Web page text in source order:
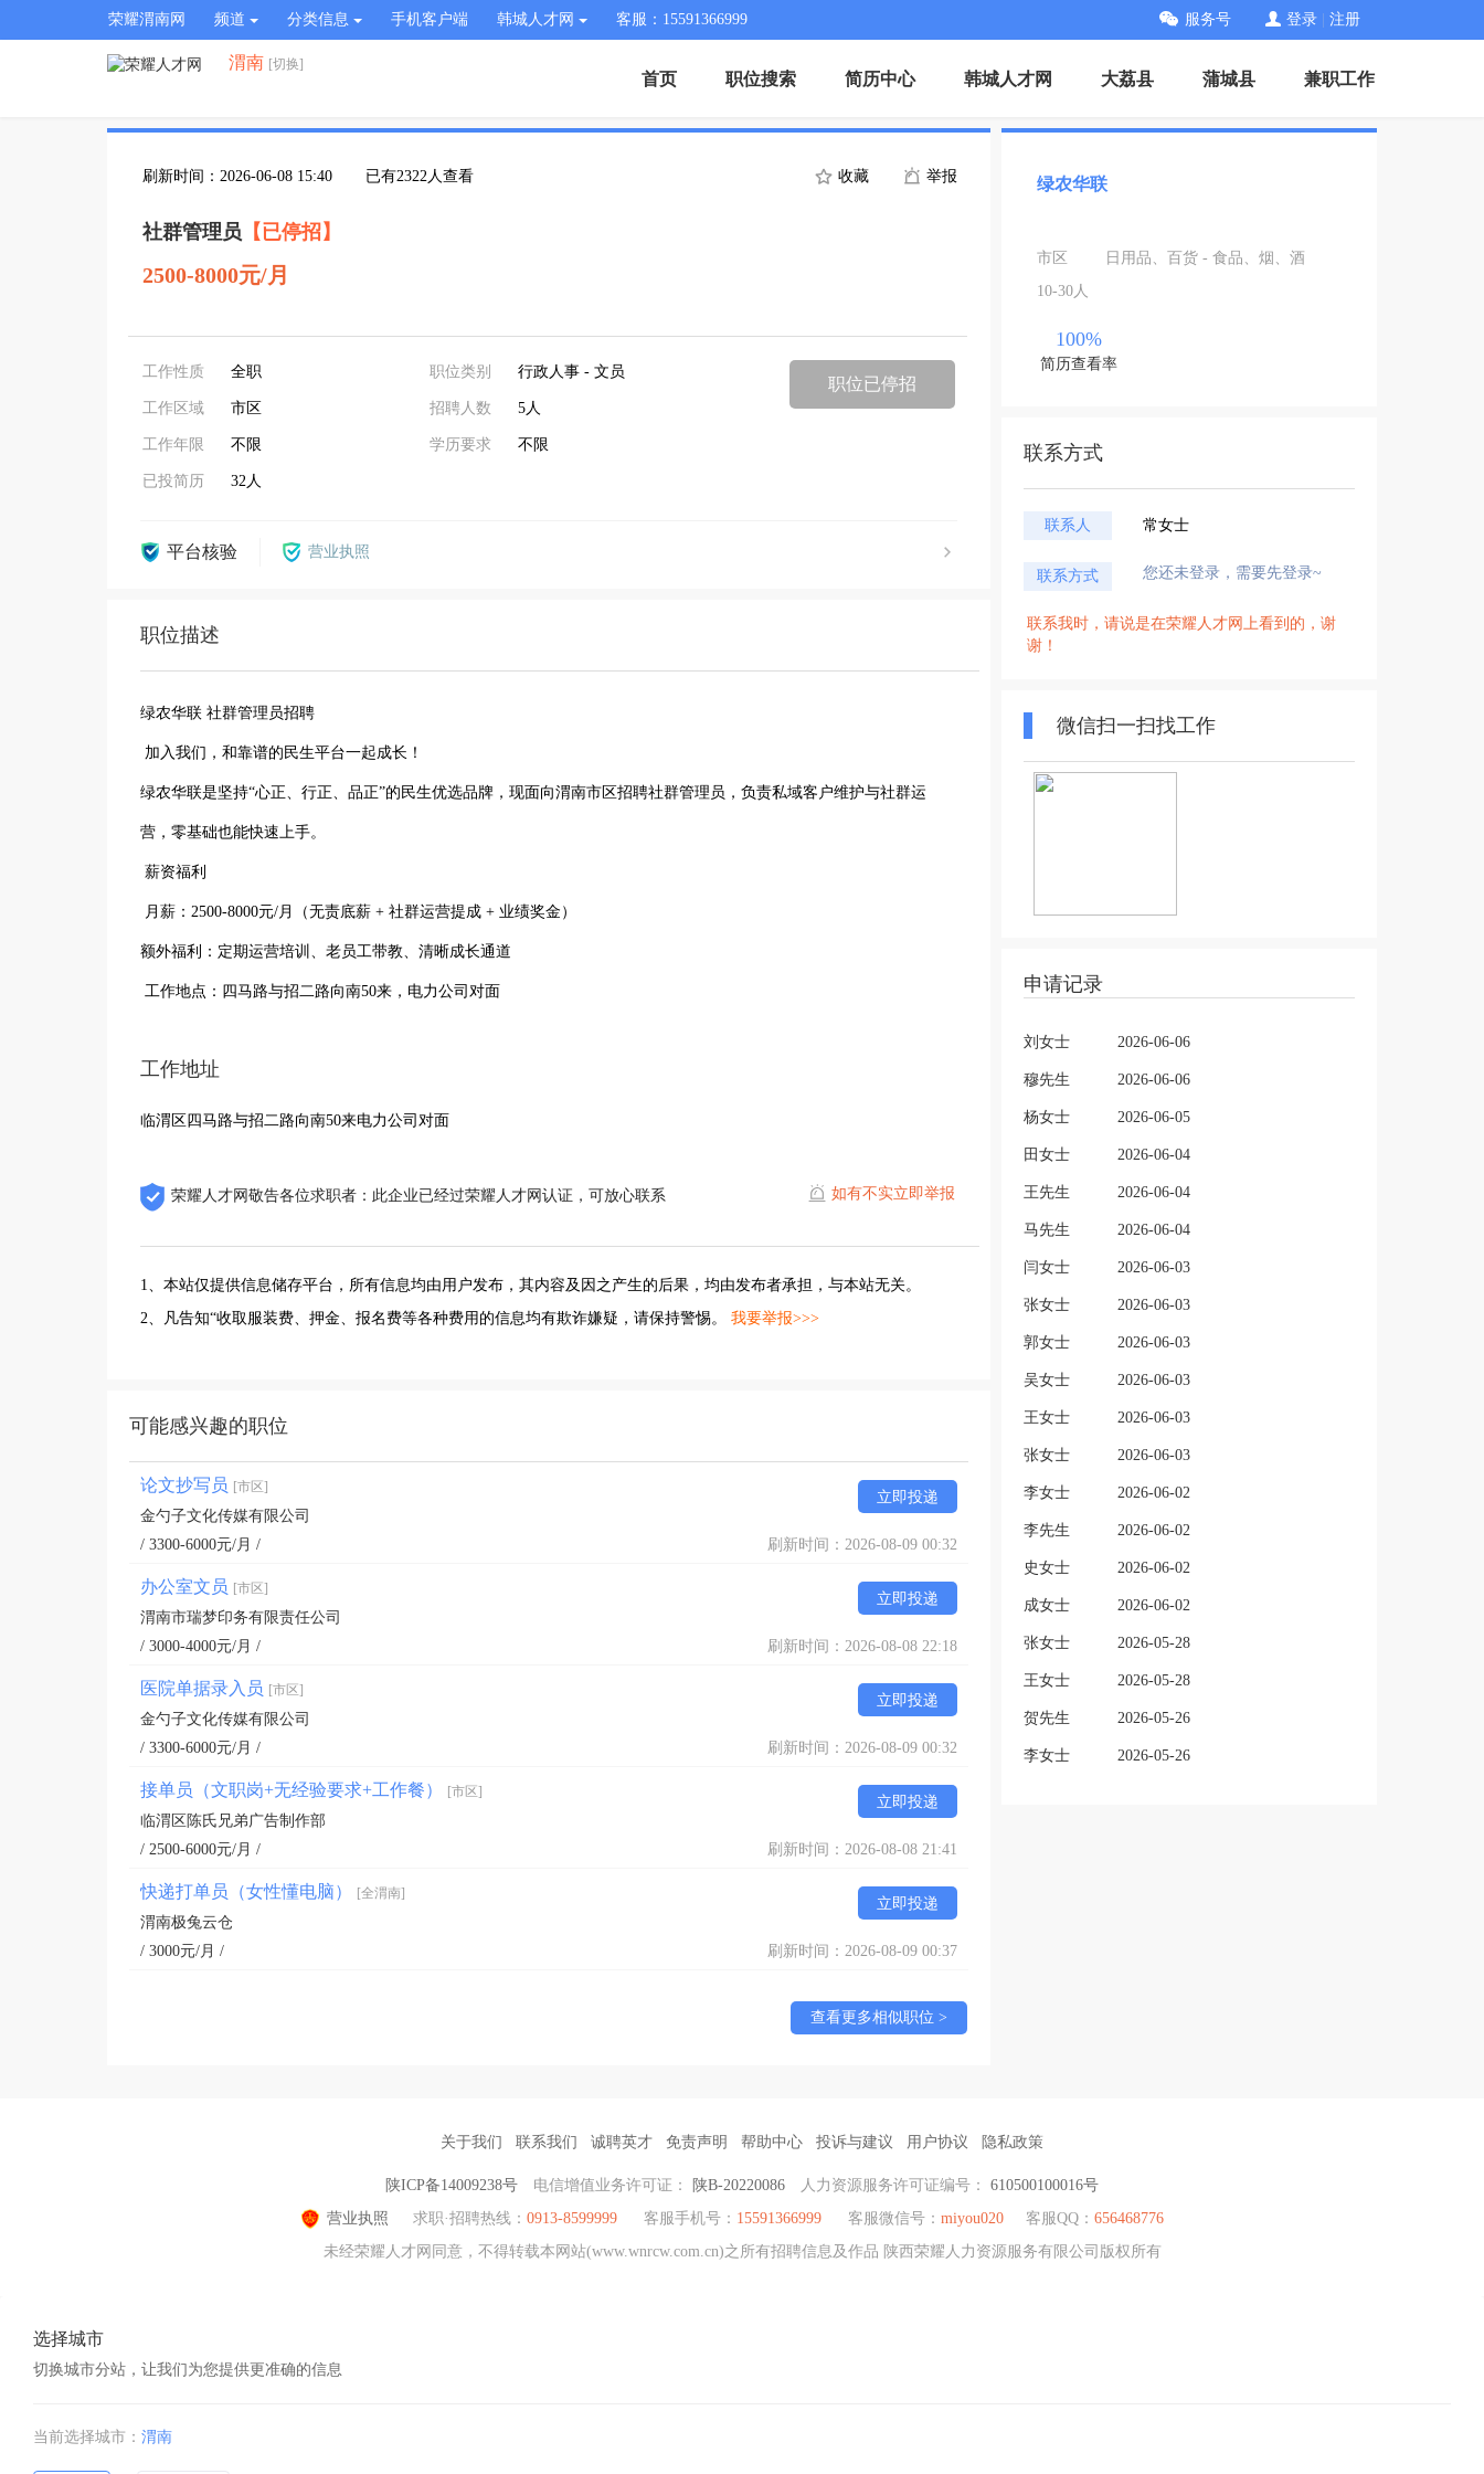
荣耀渭南网 频道 分类信息 手机客户端 韩城人才网 客服：15591366999 服务号 登录 注册
渭南 [切换]
首页 职位搜索 简历中心 韩城人才网 大荔县 蒲城县 兼职工作
刷新时间：2026-06-08 15:40 已有2322人查看 收藏 举报
社群管理员 【已停招】
2500-8000元/月
工作性质 全职
工作区域 市区
工作年限 不限
已投简历 32人
职位类别 行政人事 - 文员
招聘人数 5人
学历要求 不限
职位已停招
平台核验 营业执照
职位描述
绿农华联 社群管理员招聘
加入我们，和靠谱的民生平台一起成长！
绿农华联是坚持“心正、行正、品正”的民生优选品牌，现面向渭南市区招聘社群管理员，负责私域客户维护与社群运
营，零基础也能快速上手。
薪资福利
月薪：2500-8000元/月（无责底薪 + 社群运营提成 + 业绩奖金）
额外福利：定期运营培训、老员工带教、清晰成长通道
工作地点：四马路与招二路向南50来，电力公司对面
工作地址
临渭区四马路与招二路向南50来电力公司对面
荣耀人才网敬告各位求职者：此企业已经过荣耀人才网认证，可放心联系 如有不实立即举报
1、本站仅提供信息储存平台，所有信息均由用户发布，其内容及因之产生的后果，均由发布者承担，与本站无关。
2、凡告知“收取服装费、押金、报名费等各种费用的信息均有欺诈嫌疑，请保持警惕。 我要举报>>>
可能感兴趣的职位
论文抄写员 [市区]
立即投递
金勺子文化传媒有限公司
/ 3300-6000元/月 /
刷新时间：2026-08-09 00:32
办公室文员 [市区]
立即投递
渭南市瑞梦印务有限责任公司
/ 3000-4000元/月 /
刷新时间：2026-08-08 22:18
医院单据录入员 [市区]
立即投递
金勺子文化传媒有限公司
/ 3300-6000元/月 /
刷新时间：2026-08-09 00:32
接单员（文职岗+无经验要求+工作餐） [市区]
立即投递
临渭区陈氏兄弟广告制作部
/ 2500-6000元/月 /
刷新时间：2026-08-08 21:41
快递打单员（女性懂电脑） [全渭南]
立即投递
渭南极兔云仓
/ 3000元/月 /
刷新时间：2026-08-09 00:37
查看更多相似职位 >
绿农华联
市区
日用品、百货 - 食品、烟、酒
10-30人
100%
简历查看率
联系方式
联系人 常女士
联系方式 您还未登录，需要先登录~
联系我时，请说是在荣耀人才网上看到的，谢
谢！
微信扫一扫找工作
申请记录
刘女士 2026-06-06
穆先生 2026-06-06
杨女士 2026-06-05
田女士 2026-06-04
王先生 2026-06-04
马先生 2026-06-04
闫女士 2026-06-03
张女士 2026-06-03
郭女士 2026-06-03
吴女士 2026-06-03
王女士 2026-06-03
张女士 2026-06-03
李女士 2026-06-02
李先生 2026-06-02
史女士 2026-06-02
成女士 2026-06-02
张女士 2026-05-28
王女士 2026-05-28
贺先生 2026-05-26
李女士 2026-05-26
关于我们 联系我们 诚聘英才 免责声明 帮助中心 投诉与建议 用户协议 隐私政策
陕ICP备14009238号 电信增值业务许可证： 陕B-20220086 人力资源服务许可证编号： 610500100016号
营业执照
求职·招聘热线： 0913-8599999 客服手机号： 15591366999 客服微信号： miyou020 客服QQ： 656468776
未经荣耀人才网同意，不得转载本网站(www.wnrcw.com.cn)之所有招聘信息及作品 陕西荣耀人力资源服务有限公司版权所有
选择城市
切换城市分站，让我们为您提供更准确的信息
当前选择城市： 渭南